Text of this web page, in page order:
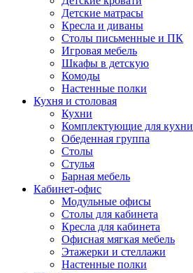
Детские матрасы
Кресла и диваны
Столы письменные и ПК
Игровая мебель
Шкафы в детскую
Комоды
Настенные полки
Кухня и столовая
Кухни
Комплектующие для кухни
Обеденная группа
Столы
Стулья
Барная мебель
Кабинет-офис
Модульные офисы
Столы для кабинета
Кресла для кабинета
Офисная мягкая мебель
Этажерки и стеллажи
Настенные полки